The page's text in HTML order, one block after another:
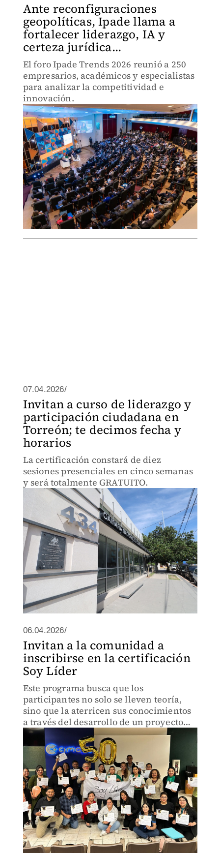
Ante reconfiguraciones
geopolíticas, Ipade llama a
fortalecer liderazgo, IA y
certeza jurídica...
El foro Ipade Trends 2026 reunió a 250
empresarios, académicos y especialistas
para analizar la competitividad e
innovación.
07.04.2026/
Invitan a curso de liderazgo y
participación ciudadana en
Torreón; te decimos fecha y
horarios
La certificación constará de diez
sesiones presenciales en cinco semanas
y será totalmente GRATUITO.
06.04.2026/
Invitan a la comunidad a
inscribirse en la certificación
Soy Líder
Este programa busca que los
participantes no solo se lleven teoría,
sino que la aterricen sus conocimientos
a través del desarrollo de un proyecto
que tendrán que hacer por equipos.